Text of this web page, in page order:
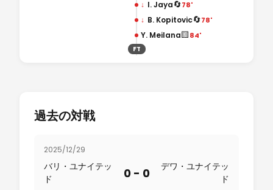
↓ I. Jaya🔄78'
↓ B. Kopitovic🔄78'
Y. Meilana🟨84'
FT
過去の対戦
2025/12/29
バリ・ユナイテッ
ド
0 - 0
デワ・ユナイテッ
ド